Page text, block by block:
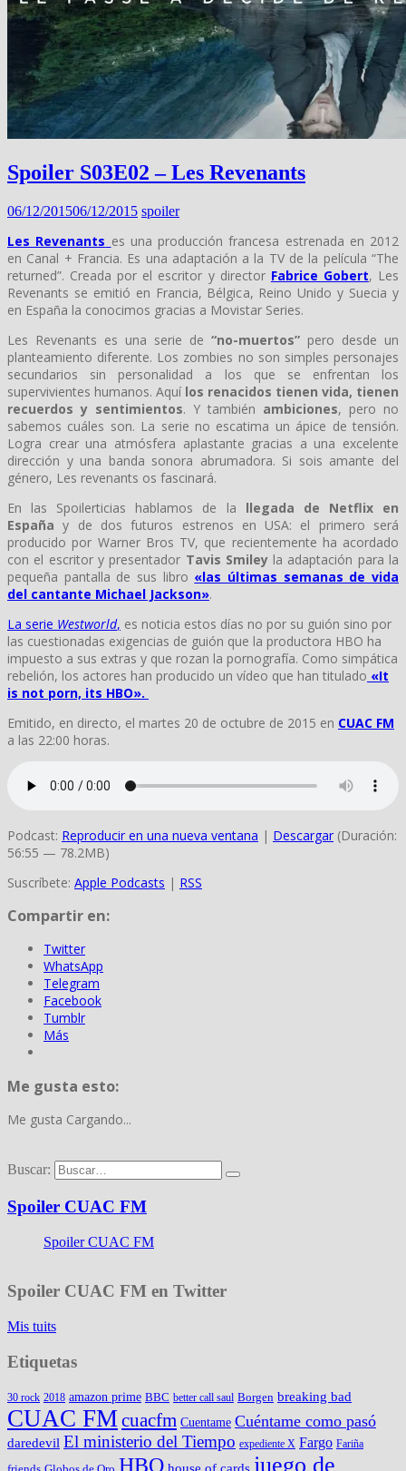
Spoiler S03E02 – Les Revenants
06/12/201506/12/2015 spoiler
Les Revenants es una producción francesa estrenada en 2012
en Canal + Francia. Es una adaptación a la TV de la película “The
returned”. Creada por el escritor y director Fabrice Gobert, Les
Revenants se emitió en Francia, Bélgica, Reino Unido y Suecia y
en España la conocimos gracias a Movistar Series.
Les Revenants es una serie de “no-muertos” pero desde un
planteamiento diferente. Los zombies no son simples personajes
secundarios sin personalidad a los que se enfrentan los
supervivientes humanos. Aquí los renacidos tienen vida, tienen
recuerdos y sentimientos. Y también ambiciones, pero no
sabemos cuáles son. La serie no escatima un ápice de tensión.
Logra crear una atmósfera aplastante gracias a una excelente
dirección y una banda sonora abrumadora. Si sois amante del
género, Les revenants os fascinará.
En las Spoilerticias hablamos de la llegada de Netflix en
España y de dos futuros estrenos en USA: el primero será
producido por Warner Bros TV, que recientemente ha acordado
con el escritor y presentador Tavis Smileyla adaptación para la
pequeña pantalla de sus libro «las últimas semanas de vida
del cantante Michael Jackson».
La serie Westworld, es noticia estos días no por su guión sino por
las cuestionadas exigencias de guión que la productora HBO ha
impuesto a sus extras y que rozan la pornografía. Como simpática
rebelión, los actores han producido un vídeo que han titulado «It
is not porn, its HBO».
Emitido, en directo, el martes 20 de octubre de 2015 en CUAC FM
a las 22:00 horas.
Podcast: Reproducir en una nueva ventana | Descargar (Duración:
56:55 — 78.2MB)
Suscríbete: Apple Podcasts | RSS
Compartir en:
Twitter
WhatsApp
Telegram
Facebook
Tumblr
Más
Me gusta esto:
Me gusta Cargando...
Buscar:
Spoiler CUAC FM
Spoiler CUAC FM
Spoiler CUAC FM en Twitter
Mis tuits
Etiquetas
30 rock 2018 amazon prime BBC better call saul Borgen breaking bad
CUAC FMcuacfm Cuentame Cuéntame como pasó
daredevil El ministerio del Tiempo expediente X Fargo Fariña
HBO juego de